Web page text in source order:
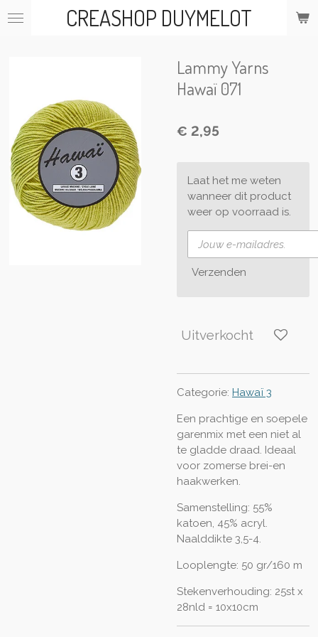
Ga
CREASHOP DUYMELOT
Lammy Yarns
Hawaï 071
€ 2,95
Laat het me weten
wanneer dit product
weer op voorraad is.
Verzenden
Uitverkocht
Categorie: Hawaï 3
Een prachtige en soepele
garenmix met een niet al
te gladde draad. Ideaal
voor zomerse brei-en
haakwerken.
Samenstelling: 55%
katoen, 45% acryl.
Naalddikte 3,5-4.
Looplengte: 50 gr/160 m
Stekenverhouding: 25st x
28nld = 10x10cm